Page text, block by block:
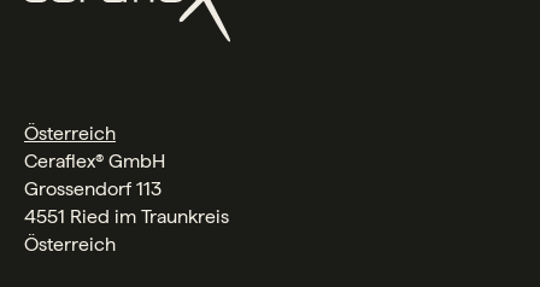
Österreich
Ceraflex® GmbH
Grossendorf 113
4551 Ried im Traunkreis
Österreich